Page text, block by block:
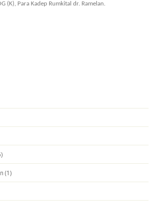
(K), Para Kadep Rumkital dr. Ramelan.
(1)